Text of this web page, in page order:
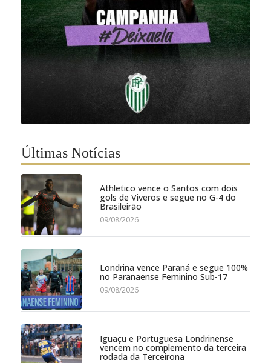
Últimas Notícias
Athletico vence o Santos com dois
gols de Viveros e segue no G-4 do
Brasileirão
09/08/2026
Londrina vence Paraná e segue 100%
no Paranaense Feminino Sub-17
09/08/2026
Iguaçu e Portuguesa Londrinense
vencem no complemento da terceira
rodada da Terceirona